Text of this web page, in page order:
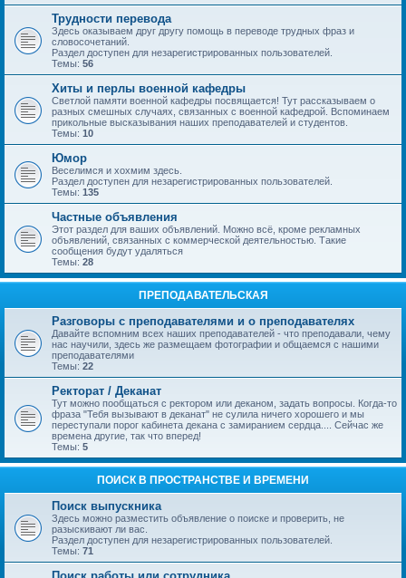
Трудности перевода
Здесь оказываем друг другу помощь в переводе трудных фраз и
словосочетаний.
Раздел доступен для незарегистрированных пользователей.
Темы: 56
Хиты и перлы военной кафедры
Светлой памяти военной кафедры посвящается! Тут рассказываем о
разных смешных случаях, связанных с военной кафедрой. Вспоминаем
прикольные высказывания наших преподавателей и студентов.
Темы: 10
Юмор
Веселимся и хохмим здесь.
Раздел доступен для незарегистрированных пользователей.
Темы: 135
Частные объявления
Этот раздел для ваших объявлений. Можно всё, кроме рекламных
объявлений, связанных с коммерческой деятельностью. Такие
сообщения будут удаляться
Темы: 28
ПРЕПОДАВАТЕЛЬСКАЯ
Разговоры с преподавателями и о преподавателях
Давайте вспомним всех наших преподавателей - что преподавали, чему
нас научили, здесь же размещаем фотографии и общаемся с нашими
преподавателями
Темы: 22
Ректорат / Деканат
Тут можно пообщаться с ректором или деканом, задать вопросы. Когда-то
фраза "Тебя вызывают в деканат" не сулила ничего хорошего и мы
переступали порог кабинета декана с замиранием сердца.... Сейчас же
времена другие, так что вперед!
Темы: 5
ПОИСК В ПРОСТРАНСТВЕ И ВРЕМЕНИ
Поиск выпускника
Здесь можно разместить объявление о поиске и проверить, не
разыскивают ли вас.
Раздел доступен для незарегистрированных пользователей.
Темы: 71